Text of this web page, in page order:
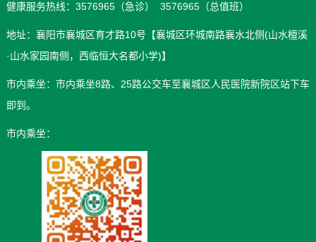
健康服务热线：3576965（急诊） 3576965（总值班）
地址：襄阳市襄城区育才路10号【襄城区环城南路襄水北侧(山水檀溪
·山水家园南侧，西临恒大名都小学)】
市内乘坐：市内乘坐8路、25路公交车至襄城区人民医院新院区站下车
即到。
市内乘坐：